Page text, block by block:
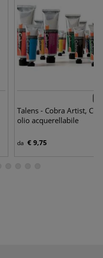
Talens - Cobra Artist,
olio acquerellabile
da € 9,75